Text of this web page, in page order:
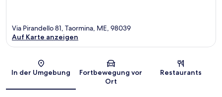
Karte
Via Pirandello 81, Taormina, ME, 98039
Auf Karte anzeigen
In der Umgebung
Fortbewegung vor
Ort
Restaurants